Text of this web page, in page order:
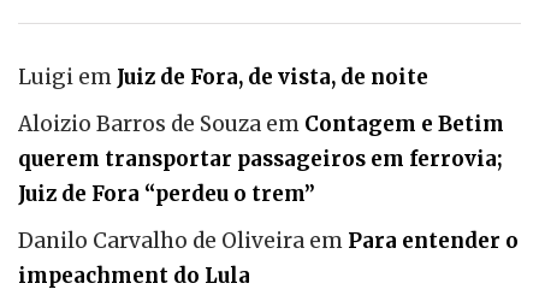
Luigi em Juiz de Fora, de vista, de noite
Aloizio Barros de Souza em Contagem e Betim
querem transportar passageiros em ferrovia;
Juiz de Fora “perdeu o trem”
Danilo Carvalho de Oliveira em Para entender o
impeachment do Lula